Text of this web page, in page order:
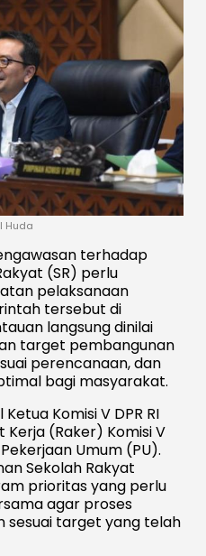
Huda
terhadap
(SR) perlu
pelaksanaan
tersebut di
langsung dinilai
target pembangunan
perencanaan, dan
bagi masyarakat.
Komisi V DPR RI
Kerja (Raker) Komisi V
Umum (PU).
Sekolah Rakyat
prioritas yang perlu
agar proses
sesuai target yang telah